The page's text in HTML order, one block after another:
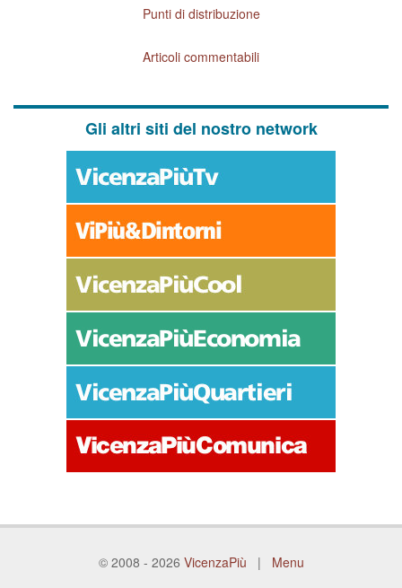
Punti di distribuzione
Articoli commentabili
Gli altri siti del nostro network
© 2008 - 2026 VicenzaPiù | Menu